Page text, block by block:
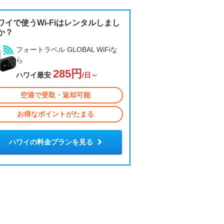
イで使うWi-Fiはレンタルしまし
？
フォートラベル GLOBAL WiFiな
ら
ハワイ最安 285円 /日～
空港で受取・返却可能
お得なポイントがたまる
ハワイの料金プランを見る